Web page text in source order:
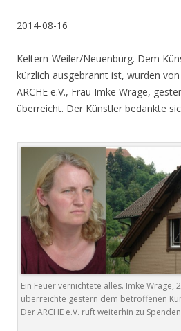
2014-08-16
Keltern-Weiler/Neuenbürg. Dem
kürzlich ausgebrannt ist, wurden
ARCHE e.V., Frau Imke Wrage,
überreicht. Der Künstler bedankte
Ein Feuer vernichtete alles. Imke Wrage,
überreichte gestern dem betroffenen
Der ARCHE e.V. ruft weiterhin zu